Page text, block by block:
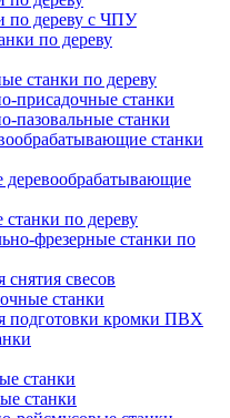
по дереву с ЧПУ
по дереву
станки по дереву
присадочные станки
пазовальные станки
станки
деревообрабатывающие
по дереву
фрезерные станки по
снятия свесов
станки
подготовки кромки ПВХ
станки
станки